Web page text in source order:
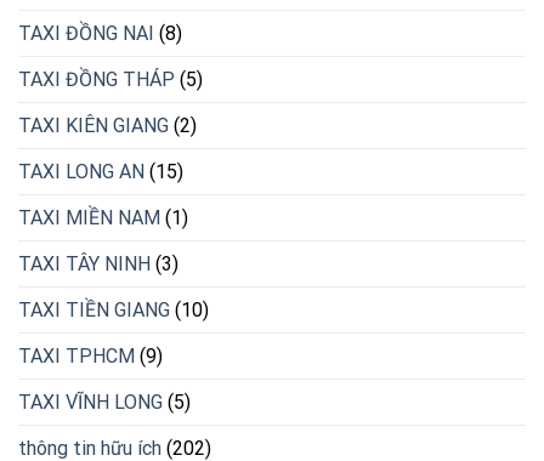
TAXI ĐỒNG NAI (8)
TAXI ĐỒNG THÁP (5)
TAXI KIÊN GIANG (2)
TAXI LONG AN (15)
TAXI MIỀN NAM (1)
TAXI TÂY NINH (3)
TAXI TIỀN GIANG (10)
TAXI TPHCM (9)
TAXI VĨNH LONG (5)
thông tin hữu ích (202)